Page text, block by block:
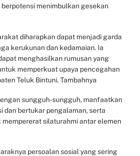
menimbulkan gesekan
diharapkan dapat menjadi garda
kerukunan dan kedamaian. Ia
menghasilkan rumusan yang
memperkuat upaya pencegahan
Teluk Bintuni. Tambahnya
sungguh-sungguh, manfaatkan
dan bertukar pengalaman, serta
mempererat silaturahmi antar elemen
persoalan sosial yang sering